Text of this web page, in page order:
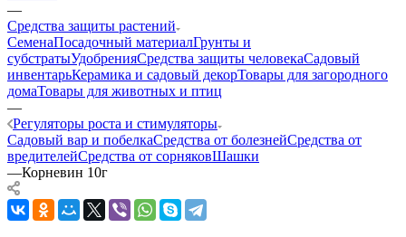
—
Средства защиты растений
СеменаПосадочный материалГрунты и
субстратыУдобренияСредства защиты человекаСадовый
инвентарьКерамика и садовый декорТовары для загородного
домаТовары для животных и птиц
—
Регуляторы роста и стимуляторы
Садовый вар и побелкаСредства от болезнейСредства от
вредителейСредства от сорняковШашки
—Корневин 10г